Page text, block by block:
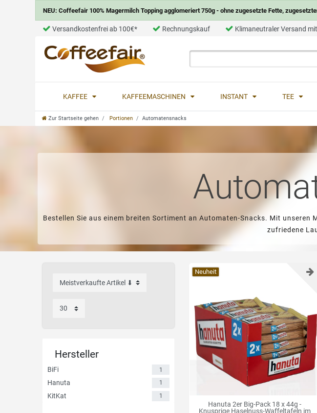
NEU: Coffeefair 100% Magermilch Topping agglomeriert 750g - ohne zugesetzte Fette,
Versandkostenfrei ab 100€* Rechnungskauf Klimaneutraler Versand mit
KAFFEE KAFFEEMASCHINEN INSTANT TEE
Zur Startseite gehen Portionen Automatensnacks
Bestellen Sie aus einem breiten Sortiment an Automaten-Snacks. Mit
zufriedene
Hersteller
BiFi 1
Hanuta 1
KitKat 1
Neuheit
Hanuta 2er Big-Pack 18 x 44g -
Knusprige Haselnuss-Waffeltafeln im